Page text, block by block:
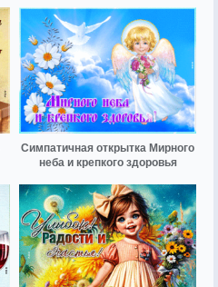
Симпатичная открытка Мирного
неба и крепкого здоровья